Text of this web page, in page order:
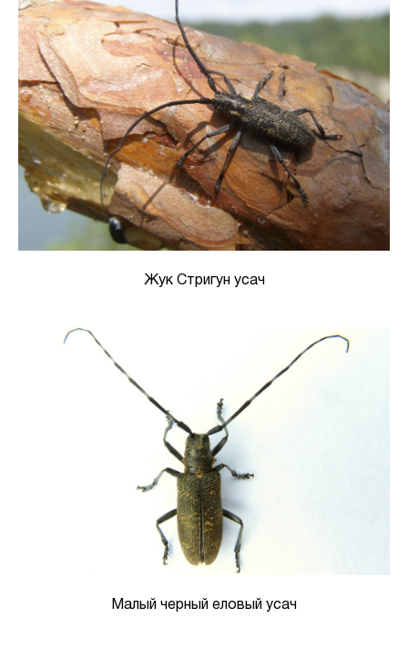
Жук Стригун усач
Малый черный еловый усач